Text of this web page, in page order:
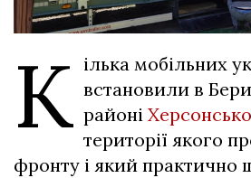
К ілька мобільних
встановили в
районі
території якого
фронту і який практично